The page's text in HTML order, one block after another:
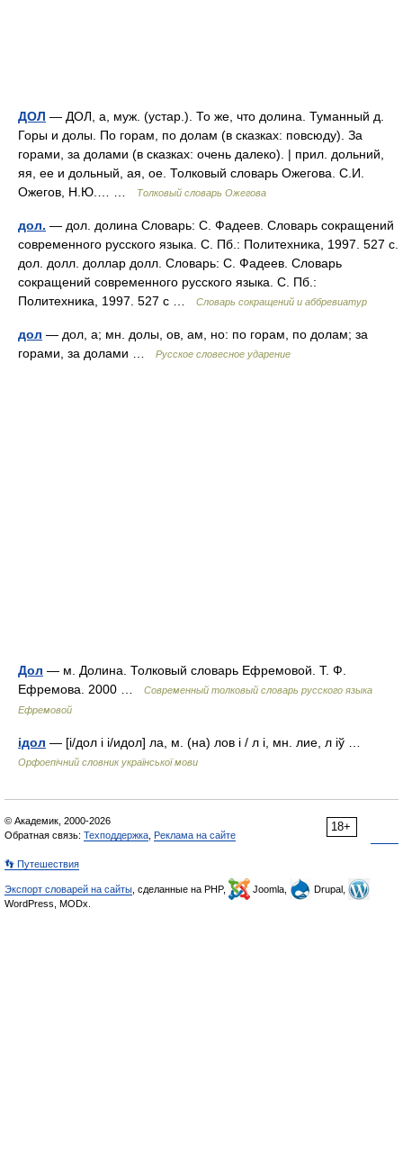
ДОЛ — ДОЛ, а, муж. (устар.). То же, что долина. Туманный д.
Горы и долы. По горам, по долам (в сказках: повсюду). За
горами, за долами (в сказках: очень далеко). | прил. дольний,
яя, ее и дольный, ая, ое. Толковый словарь Ожегова. С.И.
Ожегов, Н.Ю.… …
Толковый словарь Ожегова
дол. — дол. долина Словарь: С. Фадеев. Словарь сокращений
современного русского языка. С. Пб.: Политехника, 1997. 527 с.
дол. долл. доллар долл. Словарь: С. Фадеев. Словарь
сокращений современного русского языка. С. Пб.:
Политехника, 1997. 527 с …
Словарь сокращений и аббревиатур
дол — дол, а; мн. долы, ов, ам, но: по горам, по долам; за
горами, за долами …
Русское словесное ударение
Дол — м. Долина. Толковый словарь Ефремовой. Т. Ф.
Ефремова. 2000 …
Современный толковый словарь русского языка
Ефремовой
ідол — [і/дол і і/идол] ла, м. (на) лов і / л і, мн. лие, л іў …
Орфоепічний словник української мови
18+
© Академик, 2000-2026
Обратная связь: Техподдержка Реклама на сайте
👣 Путешествия
Экспорт словарей на сайты , сделанные на PHP, Joomla,
Drupal,
WordPress, MODx.